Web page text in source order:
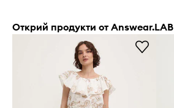
Открий продукти от Answear.LAB